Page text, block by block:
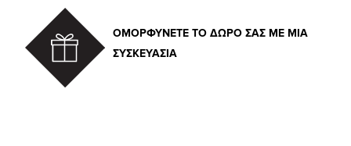
ΟΜΟΡΦΥΝΕΤΕ ΤΟ ΔΩΡΟ ΣΑΣ ΜΕ ΜΙΑ
ΣΥΣΚΕΥΑΣΙΑ